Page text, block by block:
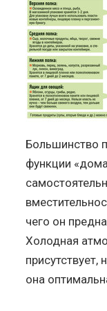
Большинство
функции
чего он
Холодная
она